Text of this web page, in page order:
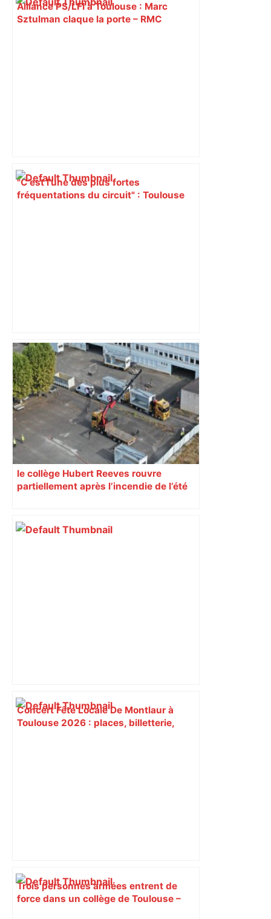
Alliance PS/LFI à Toulouse : Marc
Sztulman claque la porte – RMC
"C’est l’une des plus fortes
fréquentations du circuit" : Toulouse
"C'est la reprise des bouchons et c'est
horrible", plus de 17 km de
ralentissements autour de Toulouse ce
jeudi matin, on vous donne les
secteurs à éviter – ladepeche.fr
le collège Hubert Reeves rouvre
partiellement après l’incendie de l’été
Concert Fête Locale De Montlaur à
Toulouse 2026 : places, billetterie,
Trois personnes armées entrent de
force dans un collège de Toulouse –